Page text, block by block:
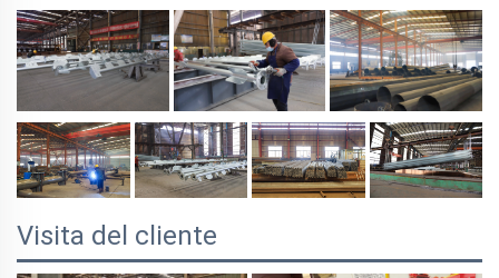
Visita del cliente